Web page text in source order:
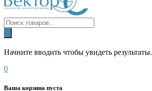
Начните вводить чтобы увидеть результаты.
0
Ваша корзина пуста